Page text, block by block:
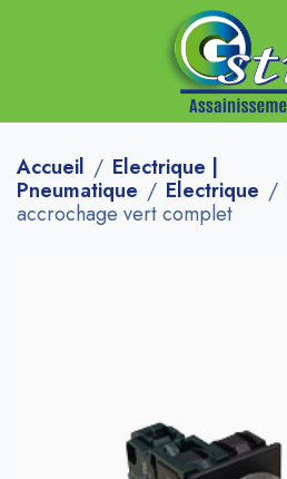
Accueil
Electrique |
Pneumatique
Electrique
accrochage vert complet